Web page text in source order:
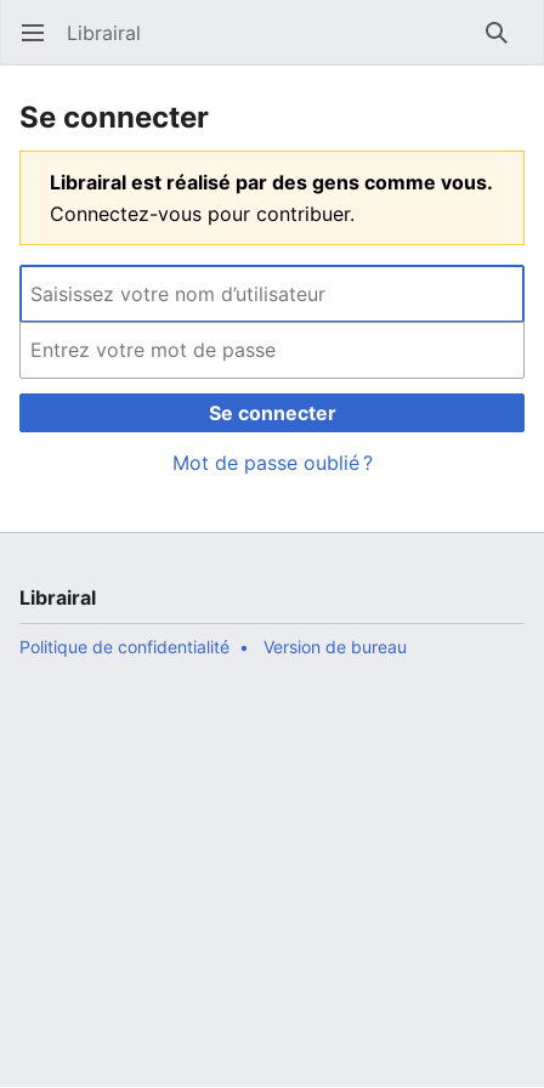
Ouvrir le menu principal Librairal
Se connecter
Librairal est réalisé par des gens comme vous.
Connectez-vous pour contribuer.
Se connecter
Mot de passe oublié ?
Librairal
Politique de confidentialité Version de bureau